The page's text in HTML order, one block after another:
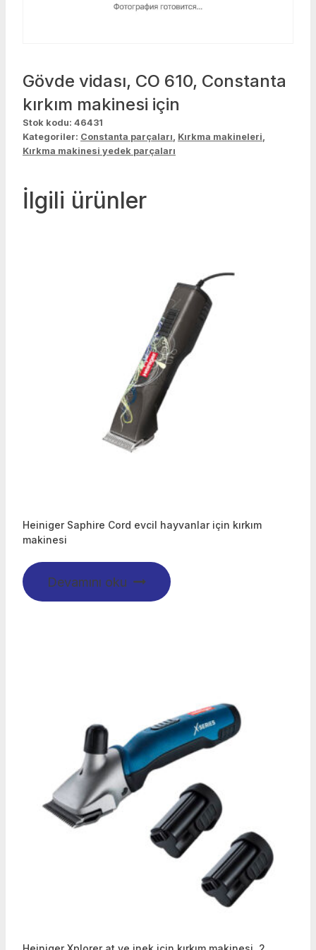
Gövde vidası, CO 610, Constanta
kırkım makinesi için
Stok kodu: 46431
Kategoriler: Constanta parçaları, Kırkma makineleri,
Kırkma makinesi yedek parçaları
İlgili ürünler
Heiniger Saphire Cord evcil hayvanlar için kırkım
makinesi
Devamını oku